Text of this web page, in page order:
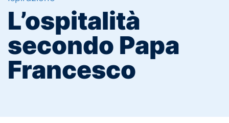
L’ospitalità
secondo Papa
Francesco